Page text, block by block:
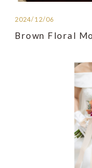
2024/12/06
Brown Floral